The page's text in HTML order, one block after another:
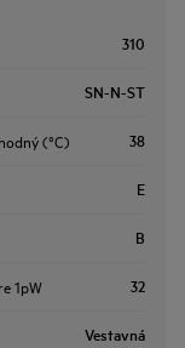
310
SN-N-ST
(°C) 38
E
B
1pW 32
Vestavná